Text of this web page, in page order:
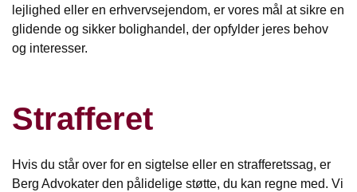
lejlighed eller en erhvervsejendom, er vores mål at sikre en
glidende og sikker bolighandel, der opfylder jeres behov
og interesser.
Strafferet
Hvis du står over for en sigtelse eller en strafferetssag, er
Berg Advokater den pålidelige støtte, du kan regne med. Vi